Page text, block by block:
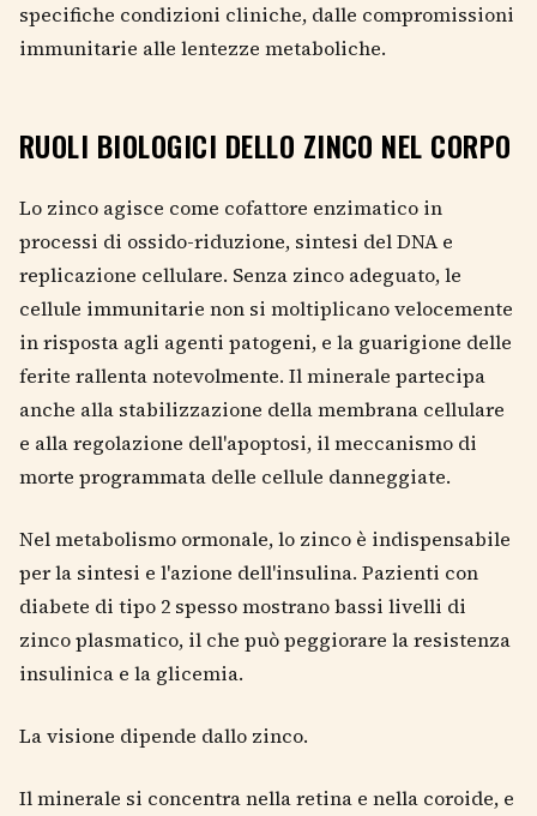
specifiche condizioni cliniche, dalle compromissioni
immunitarie alle lentezze metaboliche.
RUOLI BIOLOGICI DELLO ZINCO NEL CORPO
Lo zinco agisce come cofattore enzimatico in
processi di ossido-riduzione, sintesi del DNA e
replicazione cellulare. Senza zinco adeguato, le
cellule immunitarie non si moltiplicano velocemente
in risposta agli agenti patogeni, e la guarigione delle
ferite rallenta notevolmente. Il minerale partecipa
anche alla stabilizzazione della membrana cellulare
e alla regolazione dell'apoptosi, il meccanismo di
morte programmata delle cellule danneggiate.
Nel metabolismo ormonale, lo zinco è indispensabile
per la sintesi e l'azione dell'insulina. Pazienti con
diabete di tipo 2 spesso mostrano bassi livelli di
zinco plasmatico, il che può peggiorare la resistenza
insulinica e la glicemia.
La visione dipende dallo zinco.
Il minerale si concentra nella retina e nella coroide, e